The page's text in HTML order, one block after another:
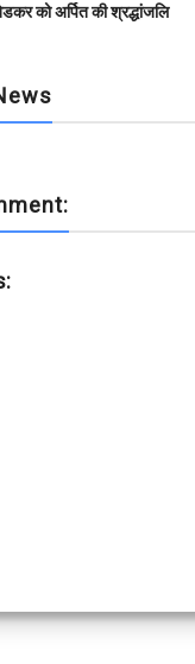
p को अर्पित की श्रद्धांजलि